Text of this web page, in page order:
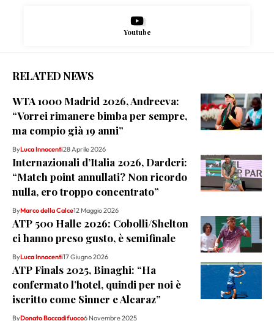
Youtube
RELATED NEWS
WTA 1000 Madrid 2026, Andreeva:
“Vorrei rimanere bimba per sempre,
ma compio già 19 anni”
ByLuca Innocenti28 Aprile 2026
Internazionali d’Italia 2026, Darderi:
“Match point annullati? Non ricordo
nulla, ero troppo concentrato”
ByMarco della Calce12 Maggio 2026
ATP 500 Halle 2026: Cobolli/Shelton
ci hanno preso gusto, è semifinale
ByLuca Innocenti17 Giugno 2026
ATP Finals 2025, Binaghi: “Ha
confermato l’hotel, quindi per noi è
iscritto come Sinner e Alcaraz”
ByDonato Boccadifuoco6 Novembre 2025